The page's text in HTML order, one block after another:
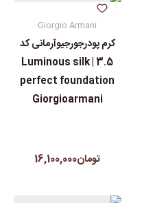
Giorgio Armani
کرم پودرجورجیوآرمانی کد
3.5 | Luminous silk
perfect foundation
Giorgioarmani
تومان16,100,000